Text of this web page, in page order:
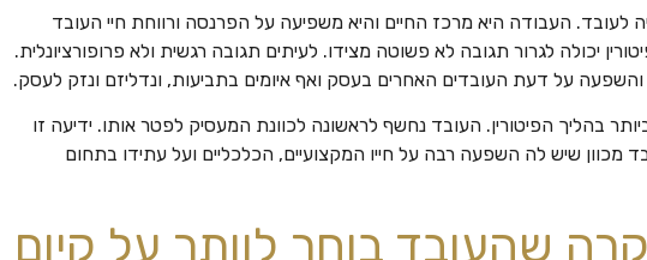
לעובד. העבודה היא מרכז החיים והיא משפיעה על הפרנסה ורווחת חיי העובד
יכולה לגרור תגובה לא פשוטה מצידו. לעיתים תגובה רגשית ולא פרופורציונלית.
והשפעה על דעת העובדים האחרים בעסק ואף איומים בתביעות, ונדליזם ונזק לעסק.
בהליך הפיטורין. העובד נחשף לראשונה לכוונת המעסיק לפטר אותו. ידיעה זו
מכוון שיש לה השפעה רבה על חייו המקצועיים, הכלכליים ועל עתידו בתחום
שהעובד בוחר לוותר על קיום